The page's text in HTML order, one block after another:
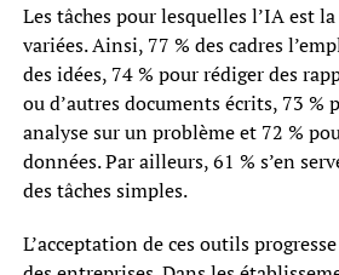
Les tâches pour lesquelles l’IA est
variées. Ainsi, 77 % des cadres
des idées, 74 % pour rédiger des
ou d’autres documents écrits, 73 %
analyse sur un problème et 72 %
données. Par ailleurs, 61 % s’en
des tâches simples.
L’acceptation de ces outils